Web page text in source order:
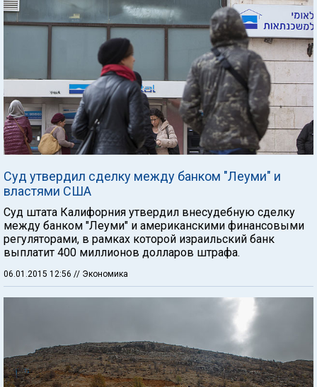
Суд утвердил сделку между банком "Леуми" и
властями США
Суд штата Калифорния утвердил внесудебную сделку
между банком "Леуми" и американскими финансовыми
регуляторами, в рамках которой израильский банк
выплатит 400 миллионов долларов штрафа.
06.01.2015 12:56 // Экономика